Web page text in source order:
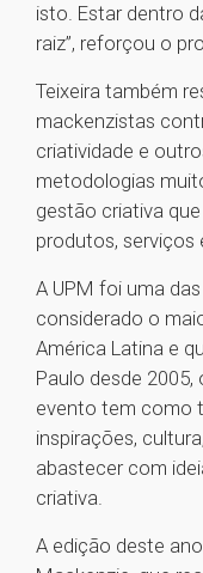
isto. Estar dentro
raiz”, reforçou o
Teixeira também
mackenzistas
criatividade e
metodologias
gestão criativa
produtos, serviços
A UPM foi uma
considerado o
América Latina e
Paulo desde 2005,
evento tem como
inspirações,
abastecer com
criativa.
A edição deste